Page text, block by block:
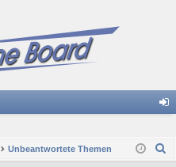
m
Unbeantwortete Themen